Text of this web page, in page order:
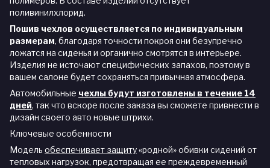
поливинилхлорид.
Пошив чехлов осуществляется по индивидуальным
размерам, благодаря точности покроя они безупречно
ложатся на сиденья и органично смотрятся в интерьере.
Изделия не источают специфических запахов, поэтому в
вашем салоне будет сохраняться привычная атмосфера.
Автомобильные чехлы будут изготовлены в течение 14
дней, так что вскоре после заказа вы сможете привнести в
дизайн своего авто новые штрихи.
Ключевые особенности
Модель обеспечивает защиту«родной» обивки сидений от
тепловых нагрузок, предотвращая ее преждевременный